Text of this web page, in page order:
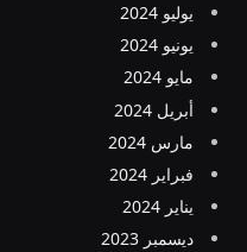
يوليو 2024
يونيو 2024
مايو 2024
أبريل 2024
مارس 2024
فبراير 2024
يناير 2024
ديسمبر 2023